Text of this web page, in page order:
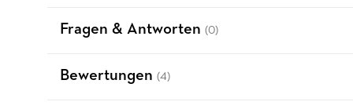
Fragen & Antworten (0)
Bewertungen (4)